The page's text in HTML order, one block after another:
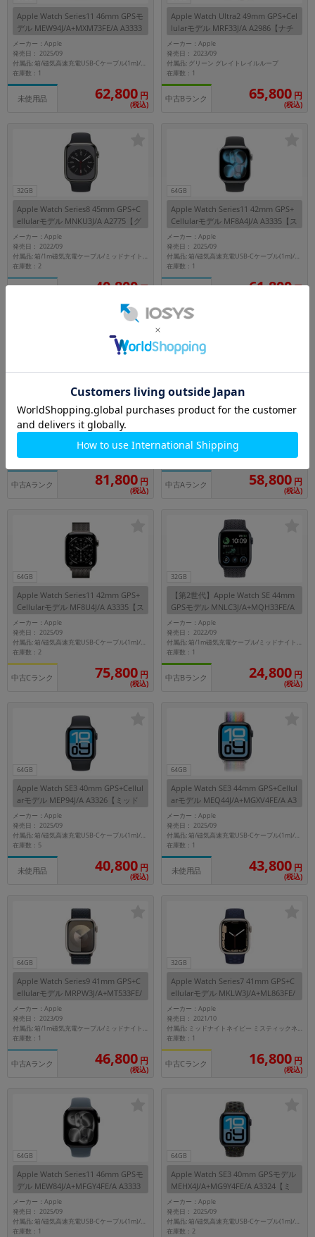
Apple Watch Series11 46mm GPSモ
デル MEW94J/A+MXM73FE/A A3333
【スペースグレイアルミニウムケー
ス/スターライトスポーツバンド(M/
L)】
メーカー：Apple
発売日： 2025/09
付属品: 箱/磁気高速充電USB-Cケーブル(1m)/スターライトスポーツバンド(M/L)/マニュアル
在庫数：1
未使用品 62,800 円
(税込)
Apple Watch Ultra2 49mm GPS+Cel
lularモデル MRF33J/A A2986【ナチ
ュラルチタニウムケース/グリーン
グレイトレイルループ】
メーカー：Apple
発売日： 2023/09
付属品: グリーン グレイトレイルループ
在庫数：1
中古Bランク 65,800 円
(税込)
32GB
Apple Watch Series8 45mm GPS+C
ellularモデル MNKU3J/A A2775【グ
ラファイトステンレススチールケー
ス/ミッドナイトスポーツバンド】
メーカー：Apple
発売日： 2022/09
付属品: 箱/1m磁気充電ケーブル/ミッドナイトスポーツバンド/マニュアル
在庫数：2
40,800円
64GB
Apple Watch Series11 42mm GPS+
Cellularモデル MF8A4J/A A3335【ス
ペースグレイアルミニウムケース/ブ
ラックスポーツバンド(S/M)】
メーカー：Apple
発売日： 2025/09
付属品: 箱/磁気高速充電USB-Cケーブル(1m)/ブラックスポーツバンド(S/M)
在庫数：1
61,800円
1 46mm GPS+Cellularモデル MFD6
4J/A A3337【ゴールドチタニウムケ
メーカー：Apple
在庫数：1
中古Aランク 81,800 円
(税込)
【バンド無し】Apple Watch Series1
1 42mm GPS+Cellularモデル MF854
発売日： 2025/09
付属品: 本体のみ
在庫数：1
中古Aランク 58,800 円
(税込)
64GB
Apple Watch Series11 42mm GPS+
Cellularモデル MF8U4J/A A3335【ス
レートチタニウムケース/スレートミ
ラネーゼループ】
メーカー：Apple
発売日： 2025/09
付属品: 箱/磁気高速充電USB-Cケーブル(1m)/スレートミラネーゼループ/マニュアル
在庫数：2
中古Cランク 75,800 円
(税込)
32GB
【第2世代】Apple Watch SE 44mm
GPSモデル MNLC3J/A+MQH33FE/A
A2723【ミッドナイトアルミニウム
ケース/ミッドナイトブレイデッドソ
ロループ(サイズ2)】
メーカー：Apple
発売日： 2022/09
付属品: 箱/1m磁気充電ケーブル/ミッドナイトブレイデッドソロループ(サイズ2)/マニュアル
在庫数：1
中古Bランク 24,800 円
(税込)
64GB
Apple Watch SE3 40mm GPS+Cellul
arモデル MEP94J/A A3326【ミッド
ナイトアルミニウムケース/ミッドナ
イトスポーツバンド(S/M)】
メーカー：Apple
発売日： 2025/09
付属品: 箱/磁気高速充電USB-Cケーブル(1m)/ミッドナイトスポーツバンド(S/M)/マニュアル
在庫数：5
未使用品 40,800 円
(税込)
64GB
Apple Watch SE3 44mm GPS+Cellul
arモデル MEQ44J/A+MGXV4FE/A A3
328【ミッドナイトアルミニウムケ
ース/プライドエディションスポーツ
ループ】
メーカー：Apple
発売日： 2025/09
付属品: 箱/磁気高速充電USB-Cケーブル(1m)/プライドエディションスポーツループ/マニュアル
在庫数：1
未使用品 43,800 円
(税込)
64GB
Apple Watch Series9 41mm GPS+C
ellularモデル MRPW3J/A+MT533FE/
A A2982【スターライトアルミニウ
ムケース/ミッドナイトスポーツルー
プ】
メーカー：Apple
発売日： 2023/09
付属品: 箱/1m磁気充電ケーブル/ミッドナイトスポーツループ/マニュアル
在庫数：1
中古Aランク 46,800 円
(税込)
32GB
Apple Watch Series7 41mm GPS+C
ellularモデル MKLW3J/A+ML863FE/
A A2476【スターライトアルミニウ
ムケース/ミッドナイトネイビー ミ
スティックネイビーNikeスポーツバ
ンド】
メーカー：Apple
発売日： 2021/10
付属品: ミッドナイトネイビー ミスティックネイビーNikeスポーツバンド
在庫数：1
中古Cランク 16,800 円
(税込)
64GB
Apple Watch Series11 46mm GPSモ
デル MEW84J/A+MFGY4FE/A A3333
【ジェットブラックアルミニウムケ
ース/アンカーブルースポーツバンド
(M/L)】
メーカー：Apple
発売日： 2025/09
付属品: 箱/磁気高速充電USB-Cケーブル(1m)/アンカーブルースポーツバンド(M/L)/マニュアル
在庫数：1
64GB
Apple Watch SE3 40mm GPSモデル
MEHX4J/A+MG9Y4FE/A A3324【ミ
ッドナイトアルミニウムケース/ミッ
ドナイトブラックNikeスポーツバン
ド(M/L)】
メーカー：Apple
発売日： 2025/09
付属品: 箱/磁気高速充電USB-Cケーブル(1m)/ミッドナイトブラックNikeスポーツバンド(M/L)/マニュアル
在庫数：2